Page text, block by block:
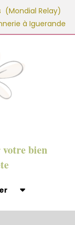
(Mondial Relay)
à Iguerande
votre bien